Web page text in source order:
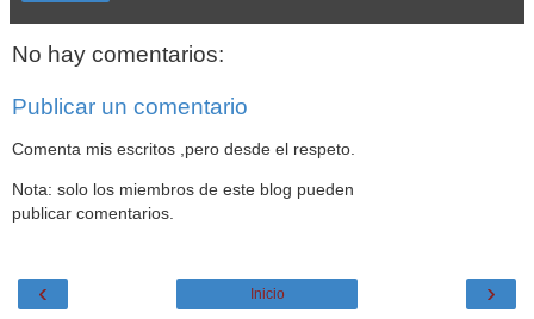
No hay comentarios:
Publicar un comentario
Comenta mis escritos ,pero desde el respeto.
Nota: solo los miembros de este blog pueden
publicar comentarios.
‹ ›
Inicio